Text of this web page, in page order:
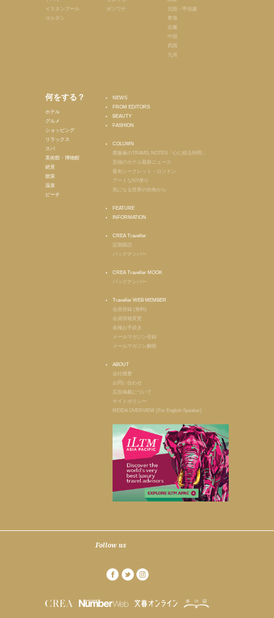
イスタンブール
ヨルダン
ボツワナ
北陸・甲信越
東海
近畿
中国
四国
九州
何をする？
ホテル
グルメ
ショッピング
リラックス
スパ
美術館・博物館
絶景
散策
温泉
ビーチ
NEWS
FROM EDITORS
BEAUTY
FASHION
COLUMN
齋藤薫のTRAVEL NOTES「心に残る時間」
至福のホテル最新ニュース
最旬シークレット・ロンドン
アートなNY便り
気になる世界の街角から
FEATURE
INFORMATION
CREA Traveller
定期購読
バックナンバー
CREA Traveller MOOK
バックナンバー
Traveller WEB MEMBER
会員登録 (無料)
会員情報変更
各種お手続き
メールマガジン登録
メールマガジン解除
ABOUT
会社概要
お問い合わせ
広告掲載について
サイトポリシー
MEIDA OVERVIEW (For English Speaker)
Follow us